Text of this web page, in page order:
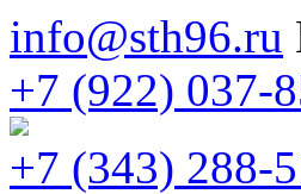
info@sth96.ru
+7 (922) 037-
+7 (343) 288-